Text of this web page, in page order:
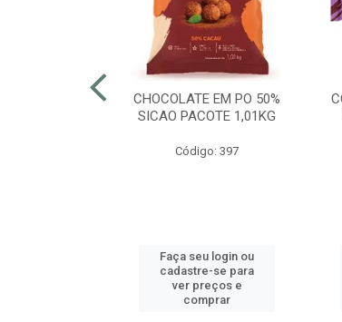
CHOCOLATE EM PO 50%
SICAO PACOTE 1,01KG
Código: 397
Faça seu login ou
cadastre-se para
ver preços e
comprar